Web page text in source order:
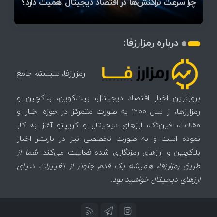
درباره رمزارزفا:
رمزارزفا، سیستم جامع
بروزترین اخبار اقتصاد دیجیتال، بیت‌کوین، بلاکچین و
رمزارزها، از سال 1400 به صورت متمرکز در حوزه اخبار و
مقالات، فین‌تک، ارزهای‌ دیجیتال و کریپتو آغاز به کار
نموده است و به صورت تخصصی نیز در بازنشر اخبار
بلاکچین و ارزهای رمزنگاری شده فعالیت می‌کند.شما از
طریق رمزارزفا، همیشه یک قدم جلوتر از تغییرات دنیای
ارزهای دیجیتال خواهید بود.